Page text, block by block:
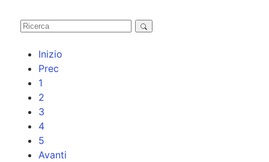
Inizio
Prec
1
2
3
4
5
Avanti